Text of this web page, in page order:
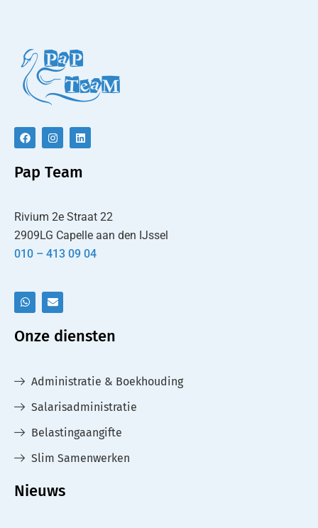
Pap Team
Rivium 2e Straat 22
2909LG Capelle aan den IJssel
010 – 413 09 04
Onze diensten
Administratie & Boekhouding
Salarisadministratie
Belastingaangifte
Slim Samenwerken
Nieuws